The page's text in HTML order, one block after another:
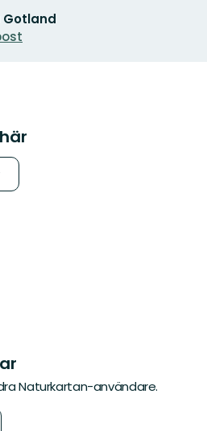
Naturkartan-användare.